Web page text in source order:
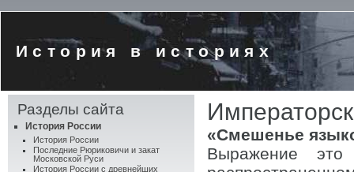
История в историях
Разделы сайта
История России
История России
Последние Рюриковичи и закат
Московской Руси
История России с древнейших
«Смешенье
Выражение